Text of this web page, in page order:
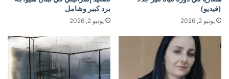
(فيديو)
يونيو 2, 2026
برد كبير وشامل
يونيو 2, 2026